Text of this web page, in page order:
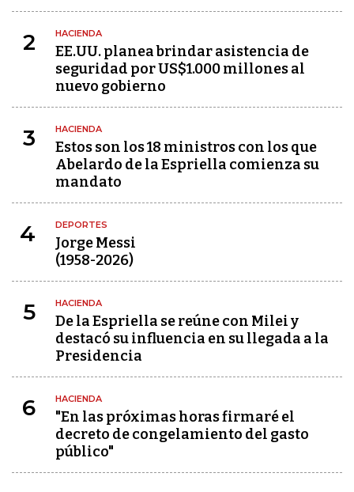
2 HACIENDA
EE.UU. planea brindar asistencia de
seguridad por US$1.000 millones al
nuevo gobierno
3 HACIENDA
Estos son los 18 ministros con los que
Abelardo de la Espriella comienza su
mandato
4 DEPORTES
Jorge Messi
(1958-2026)
5 HACIENDA
De la Espriella se reúne con Milei y
destacó su influencia en su llegada a la
Presidencia
6 HACIENDA
"En las próximas horas firmaré el
decreto de congelamiento del gasto
público"